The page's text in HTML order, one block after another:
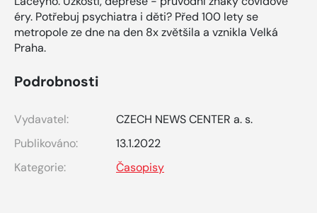
éry. Potřebuj psychiatra i děti? Před 100 lety se
metropole ze dne na den 8x zvětšila a vznikla Velká
Praha.
Podrobnosti
Vydavatel:
CZECH NEWS CENTER a. s.
Publikováno:
13.1.2022
Kategorie:
Časopisy